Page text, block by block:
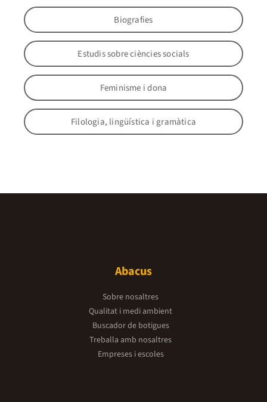
Biografies
Estudis sobre ciències socials
Feminisme i dona
Filologia, lingüística i gramàtica
Abacus
Sobre nosaltres
Qualitat i medi ambient
Buscador de botigues
Treballa amb nosaltres
Empreses i escoles